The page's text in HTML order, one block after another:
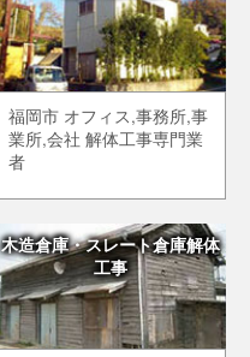
福岡市 オフィス,事務所,事
業所,会社 解体工事専門業
者
木造倉庫・スレート倉庫解体
工事